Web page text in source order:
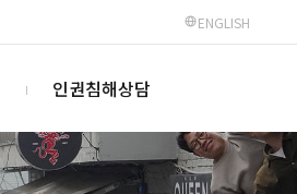
ENGLISH
인권침해상담